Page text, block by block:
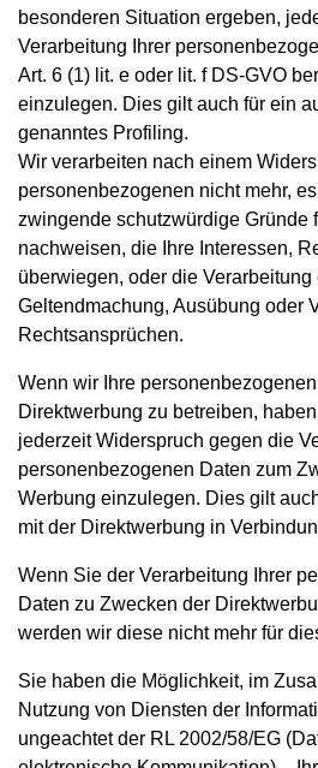
besonderen Situation ergeben,
Verarbeitung Ihrer
Art. 6 (1) lit. e oder lit. f DS-GVO
einzulegen. Dies gilt auch für ein
genanntes Profiling.
Wir verarbeiten nach einem
personenbezogenen nicht mehr,
zwingende schutzwürdige Gründe
nachweisen, die Ihre Interessen,
überwiegen, oder die Verarbeitung
Geltendmachung, Ausübung oder
Rechtsansprüchen.
Wenn wir Ihre
Direktwerbung zu betreiben,
jederzeit Widerspruch gegen die
personenbezogenen Daten zum
Werbung einzulegen. Dies gilt
mit der Direktwerbung in
Wenn Sie der Verarbeitung Ihrer
Daten zu Zwecken der
werden wir diese nicht mehr für
Sie haben die Möglichkeit, im
Nutzung von Diensten der
ungeachtet der RL 2002/58/EG